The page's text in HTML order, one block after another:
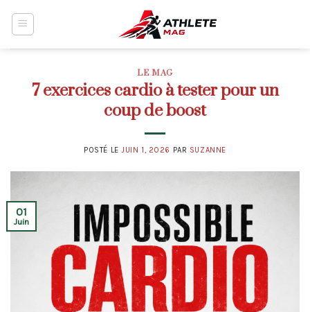
LE MAG
7 exercices cardio à tester pour un
coup de boost
POSTÉ LEJUIN 1, 2026 PAR SUZANNE
01
Juin